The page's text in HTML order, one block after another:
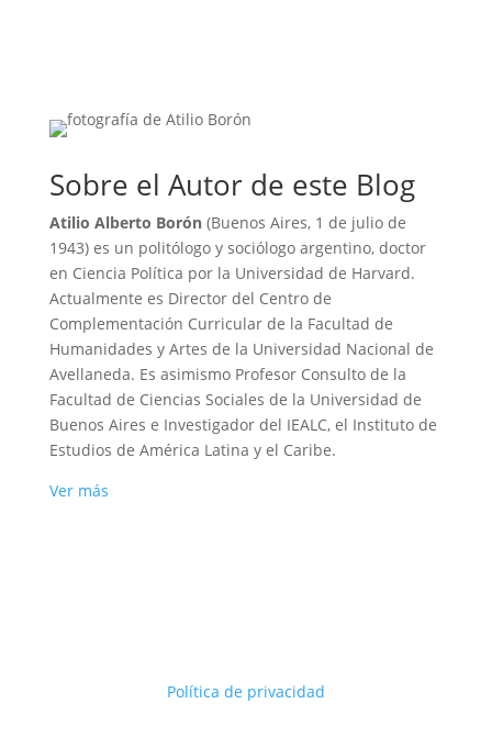
Sobre el Autor de este Blog
Atilio Alberto Borón(Buenos Aires, 1 de julio de
1943) es un politólogo y sociólogo argentino, doctor
en Ciencia Política por la Universidad de Harvard.
Actualmente es Director del Centro de
Complementación Curricular de la Facultad de
Humanidades y Artes de la Universidad Nacional de
Avellaneda. Es asimismo Profesor Consulto de la
Facultad de Ciencias Sociales de la Universidad de
Buenos Aires e Investigador del IEALC, el Instituto de
Estudios de América Latina y el Caribe.
Ver más
Política de privacidad